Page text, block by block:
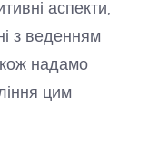
аспекти,
з веденням
надамо
цим